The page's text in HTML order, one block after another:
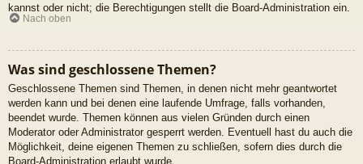
kannst oder nicht; die Berechtigungen stellt die Board-Administration ein.
Nach oben
Was sind geschlossene Themen?
Geschlossene Themen sind Themen, in denen nicht mehr geantwortet
werden kann und bei denen eine laufende Umfrage, falls vorhanden,
beendet wurde. Themen können aus vielen Gründen durch einen
Moderator oder Administrator gesperrt werden. Eventuell hast du auch die
Möglichkeit, deine eigenen Themen zu schließen, sofern dies durch die
Board-Administration erlaubt wurde.